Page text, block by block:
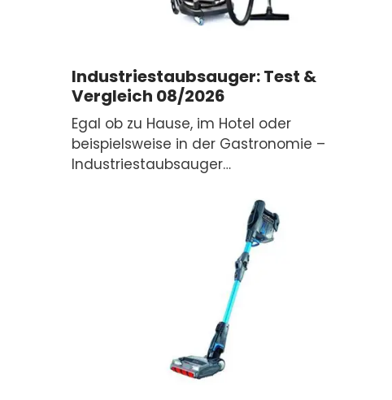
Industriestaubsauger: Test &
Vergleich 08/2026
Egal ob zu Hause, im Hotel oder
beispielsweise in der Gastronomie –
Industriestaubsauger…